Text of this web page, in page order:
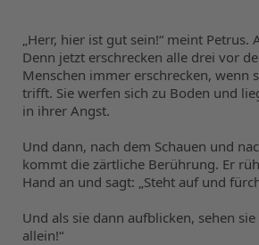
„Herr, hier ist gut sein!“ meint Petrus.
Denn jetzt erschrecken alle drei vor
Menschen immer erschrecken, wenn
trifft. Sie werfen sich zu Boden und
in ihrer Angst.
Und dann, nach dem Schauen und
kommt die zärtliche Berührung. Er
Hand an und sagt: „Steht auf und
Und als sie dann aufblicken, sehen sie
allein!“